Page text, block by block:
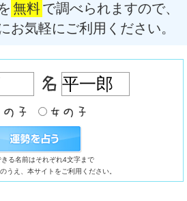
無料で調べられますので、
お気軽にご利用ください。
る名前はそれぞれ4文字まで
うえ、本サイトをご利用ください。